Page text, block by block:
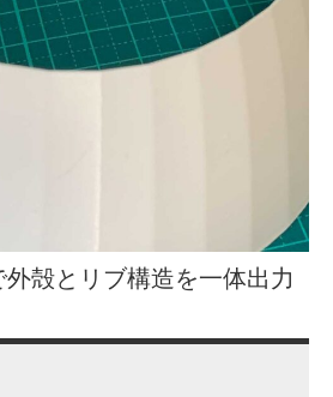
外殻とリブ構造を一体出力